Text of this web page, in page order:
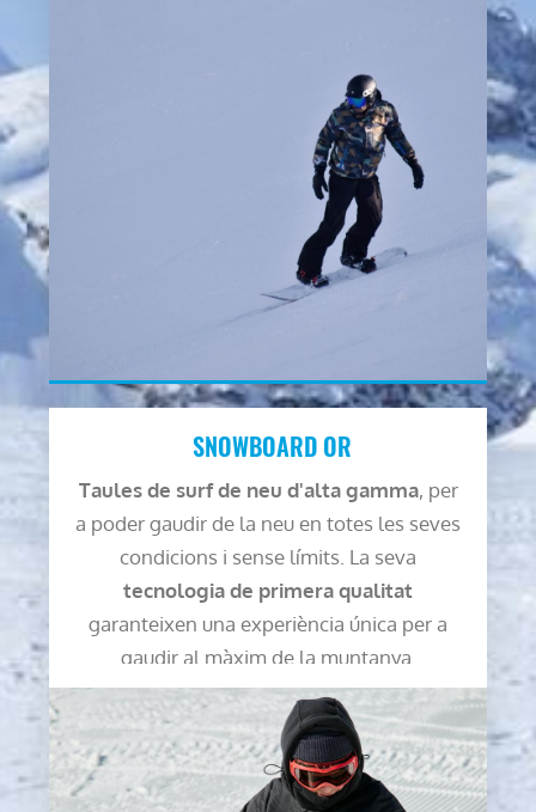
SNOWBOARD OR
Taules de surf de neu d'alta gamma, per
a poder gaudir de la neu en totes les seves
condicions i sense límits. La seva
tecnologia de primera qualitat
garanteixen una experiència única per a
gaudir al màxim de la muntanya.